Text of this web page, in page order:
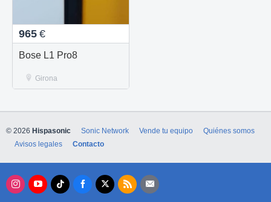
965 €
Bose L1 Pro8
Girona
© 2026 Hispasonic Sonic Network Vende tu equipo
Quiénes somos
Avisos legales
Contacto